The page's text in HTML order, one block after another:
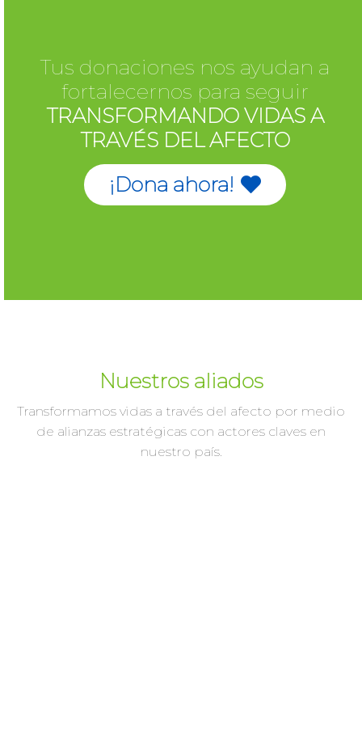
Tus donaciones nos ayudan a
fortalecernos para seguir
TRANSFORMANDO VIDAS A
TRAVÉS DEL AFECTO
¡Dona ahora!
Nuestros aliados
Transformamos vidas a través del afecto por medio
de alianzas estratégicas con actores claves en
nuestro país.